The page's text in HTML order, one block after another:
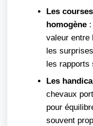
Les
homogène
valeur entre
les
les rapports
Les
chevaux
pour
souvent